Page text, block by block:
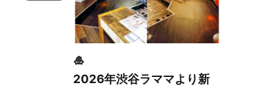
🎍
2026年渋谷ラママより新